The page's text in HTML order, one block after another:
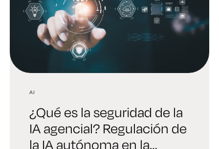
AI
¿Qué es la seguridad de la
IA agencial? Regulación de
la IA autónoma en la
AI
Digital Trust Digest:
Explore la edición sobre
identidad y IA que dará
TENDENCIAS DE LA INDUSTRIA
6 verdades brutales que
todo líder debe afrontar
sobre la criptografía